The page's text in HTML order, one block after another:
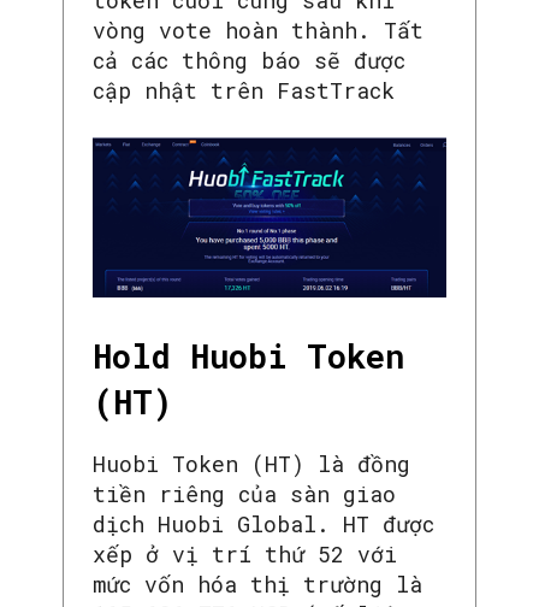
vòng vote hoàn thành. Tất
cả các thông báo sẽ được
cập nhật trên FastTrack
Hold Huobi Token
(HT)
Huobi Token (HT) là đồng
tiền riêng của sàn giao
dịch Huobi Global. HT được
xếp ở vị trí thứ 52 với
mức vốn hóa thị trường là